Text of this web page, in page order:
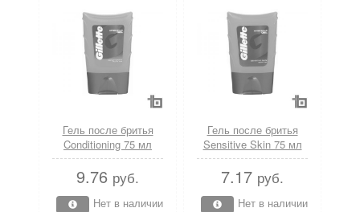
Гель после бритья
Conditioning 75 мл
Gillette
9.76 руб.
Нет в наличии
Гель после бритья
Sensitive Skin 75 мл
Gillette
7.17 руб.
Нет в наличии